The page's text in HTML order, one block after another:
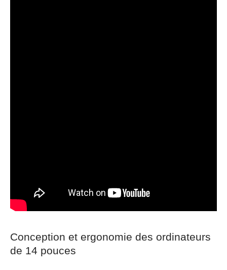
Conception et ergonomie des ordinateurs
de 14 pouces